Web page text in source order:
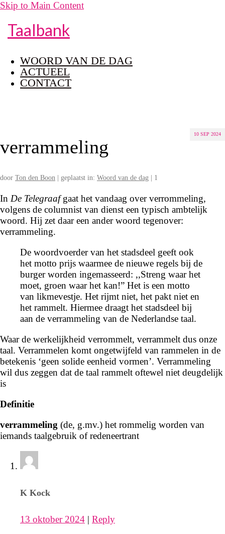
Skip to Main Content
Taalbank
WOORD VAN DE DAG
ACTUEEL
CONTACT
10 SEP 2024
verrammeling
door Ton den Boon geplaatst in: Woord van de dag 1
In De Telegraafgaat het vandaag over verrommeling,
volgens de columnist van dienst een typisch ambtelijk
woord. Hij zet daar een ander woord tegenover:
verrammeling.
De woordvoerder van het stadsdeel geeft ook
het motto prijs waarmee de nieuwe regels bij de
burger worden ingemasseerd: ,,Streng waar het
moet, groen waar het kan!” Het is een motto
van likmevestje. Het rijmt niet, het pakt niet en
het rammelt. Hiermee draagt het stadsdeel bij
aan de verrammeling van de Nederlandse taal.
Waar de werkelijkheid verrommelt, verrammelt dus onze
taal. Verrammelen komt ongetwijfeld van rammelen in de
betekenis ‘geen solide eenheid vormen’. Verrammeling
wil dus zeggen dat de taal rammelt oftewel niet deugdelijk
is
Definitie
verrammeling (de, g.mv.) het rommelig worden van
iemands taalgebruik of redeneertrant
K Kock
13 oktober 2024 | Reply